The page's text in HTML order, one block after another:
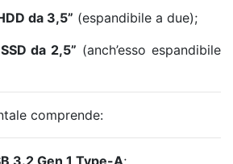
da 3,5” (espandibile a due);
SSD da 2,5” (anch’esso espandibile
comprende:
3.2 Gen 1 Type-A;